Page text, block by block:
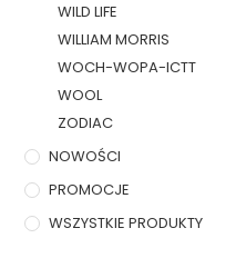
WILD LIFE
WILLIAM MORRIS
WOCH-WOPA-ICTT
WOOL
ZODIAC
NOWOŚCI
PROMOCJE
WSZYSTKIE PRODUKTY